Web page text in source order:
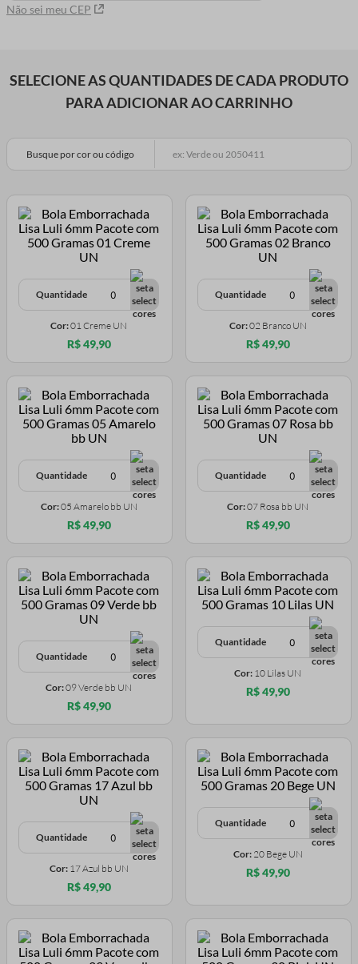
Não sei meu CEP
SELECIONE AS QUANTIDADES DE CADA PRODUTO
PARA ADICIONAR AO CARRINHO
Busque por cor ou código
Quantidade
Cor:01 Creme UN
R$ 49,90
Quantidade
Cor:02 Branco UN
R$ 49,90
Quantidade
Cor:05 Amarelo bb UN
R$ 49,90
Quantidade
Cor:07 Rosa bb UN
R$ 49,90
Quantidade
Cor:09 Verde bb UN
R$ 49,90
Quantidade
Cor: 10 Lilas UN
R$ 49,90
Quantidade
Cor: 17 Azul bb UN
R$ 49,90
Quantidade
Cor: 20 Bege UN
R$ 49,90